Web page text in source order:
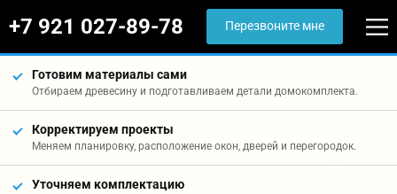
+7 921 027-89-78 Перезвоните мне
Готовим материалы сами
Отбираем древесину и подготавливаем детали домокомплекта.
Корректируем проекты
Меняем планировку, расположение окон, дверей и перегородок.
Уточняем комплектацию